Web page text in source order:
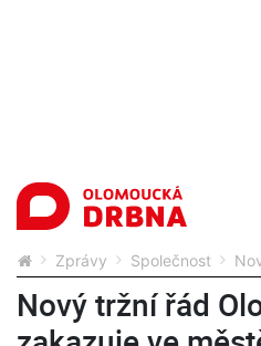
Zprávy Společnost
Nový tržní řád